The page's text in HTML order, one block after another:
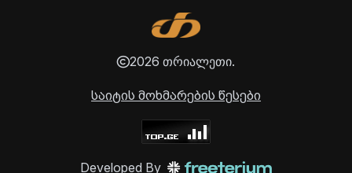
2026 თრიალეთი.
საიტის მოხმარების წესები
Developed By